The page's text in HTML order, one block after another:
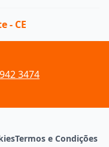
- CE
3474
Termos e Condições